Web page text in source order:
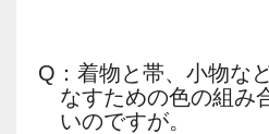
Q：着物と帯、小物な
なすための色の組み
いのですが。